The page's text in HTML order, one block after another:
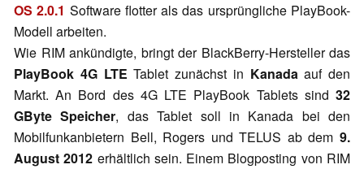
OS 2.0.1 Software flotter als das ursprüngliche PlayBook-
Modell arbeiten.
Wie RIM ankündigte, bringt der BlackBerry-Hersteller das
PlayBook 4G LTE Tablet zunächst in Kanadaauf den
Markt. An Bord des 4G LTE PlayBook Tablets sind 32
GByte Speicher, das Tablet soll in Kanada bei den
Mobilfunkanbietern Bell, Rogers und TELUS ab dem 9.
August 2012 erhältlich sein. Einem Blogposting von RIM